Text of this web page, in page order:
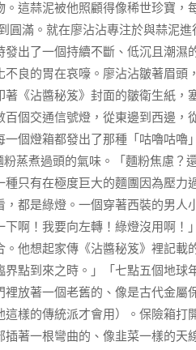
這蒜泥被他照顧得像稀世珍寶，
圓滿。就在廖沾沾專注於與蒜泥
發出了一個持續不斷、低沉且潮
良的胃在哀嚎。廖沾沾皺著眉頭
《沾醬秘笈》封面的皺衛生紙，
個交通信號燈，從東邊到西邊，
個燈箱都發出了那種「咕嚕咕嚕
煮過頭的氣味。「麵粉焦慮？
只有在極度巨大的麵團因為壓力
都是綠燈。一個穿著西裝的男人
啊！我要向左轉！綠燈沒用啊！
他想起家傳《沾醬秘笈》裡記載
點到來之時。」「七點五個地球
放著一個老舊的、像是古代金屬
樣的傳統派才會用）。保險箱打
著一根彎曲的、像韭菜一樣的天